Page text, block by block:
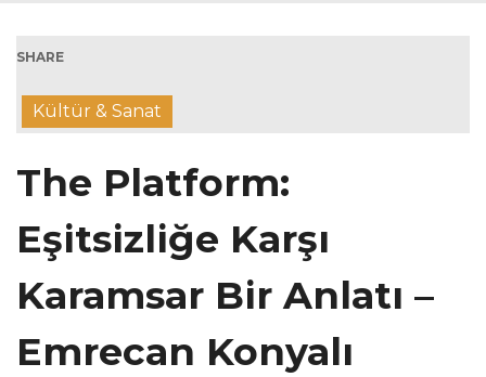
SHARE
Kültür & Sanat
The Platform:
Eşitsizliğe Karşı
Karamsar Bir Anlatı –
Emrecan Konyalı